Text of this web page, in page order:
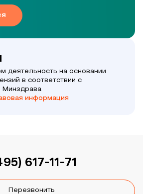
деятельность на основании
в соответствии с
Минздрава
информация
617-11-71
Перезвонить